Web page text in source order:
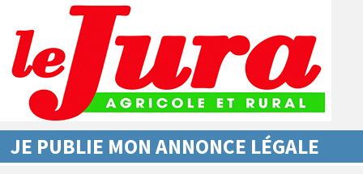
JE PUBLIE MON ANNONCE LÉGALE